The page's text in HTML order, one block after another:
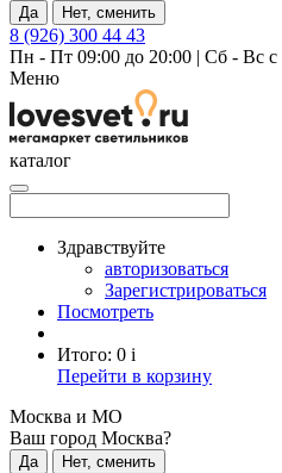
Да Нет, сменить
8 (926) 300 44 43
Пн - Пт 09:00 до 20:00 | Сб - Вс с
Меню
каталог
Здравствуйте
авторизоваться
Зарегистрироваться
Посмотреть
Итого: 0 i
Перейти в корзину
Москва и МО
Ваш город Москва?
Да Нет, сменить